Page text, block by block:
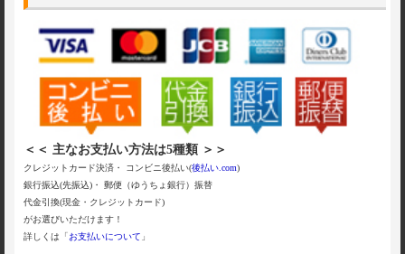
＜＜ 主なお支払い方法は5種類 ＞＞
クレジットカード決済・ コンビニ後払い(後払い.com)
銀行振込(先振込)・ 郵便（ゆうちょ銀行）振替
代金引換(現金・クレジットカード)
がお選びいただけます！
詳しくは「お支払いについて 」